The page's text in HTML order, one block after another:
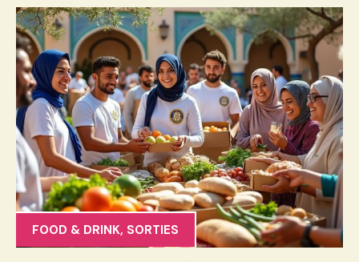
FOOD & DRINK, SORTIES